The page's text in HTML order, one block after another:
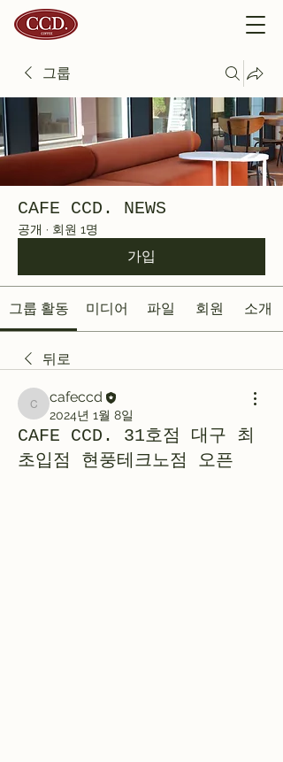
그룹
CAFE CCD. NEWS
공개 · 회원 1명
가입
그룹 활동 미디어 파일 회원 소개
뒤로
cafeccd
cafeccd
2024년 1월 8일
CAFE CCD. 31호점 대구 최
초입점 현풍테크노점 오픈